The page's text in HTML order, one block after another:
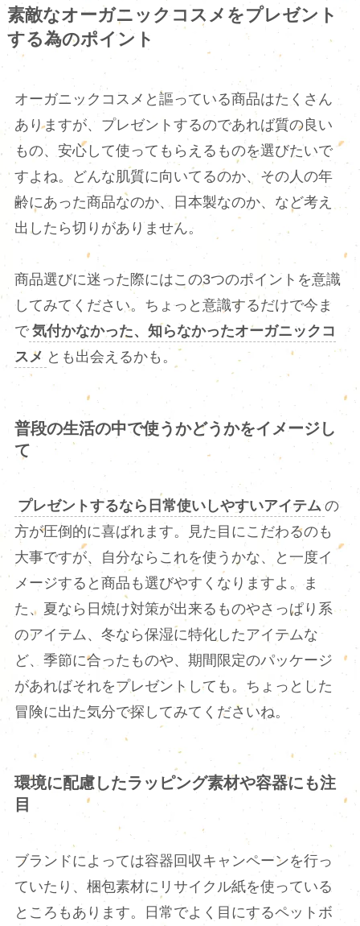
素敵なオーガニックコスメをプレゼント
する為のポイント
オーガニックコスメと謳っている商品はたくさん
ありますが、プレゼントするのであれば質の良い
もの、安心して使ってもらえるものを選びたいで
すよね。どんな肌質に向いてるのか、その人の年
齢にあった商品なのか、日本製なのか、など考え
出したら切りがありません。
商品選びに迷った際にはこの3つのポイントを意識
してみてください。ちょっと意識するだけで今ま
で 気付かなかった、知らなかったオーガニックコ
スメ とも出会えるかも。
普段の生活の中で使うかどうかをイメージし
て
プレゼントするなら日常使いしやすいアイテム の
方が圧倒的に喜ばれます。見た目にこだわるのも
大事ですが、自分ならこれを使うかな、と一度イ
メージすると商品も選びやすくなりますよ。ま
た、夏なら日焼け対策が出来るものやさっぱり系
のアイテム、冬なら保湿に特化したアイテムな
ど、季節に合ったものや、期間限定のパッケージ
があればそれをプレゼントしても。ちょっとした
冒険に出た気分で探してみてくださいね。
環境に配慮したラッピング素材や容器にも注
目
ブランドによっては容器回収キャンペーンを行っ
ていたり、梱包素材にリサイクル紙を使っている
ところもあります。日常でよく目にするペットボ